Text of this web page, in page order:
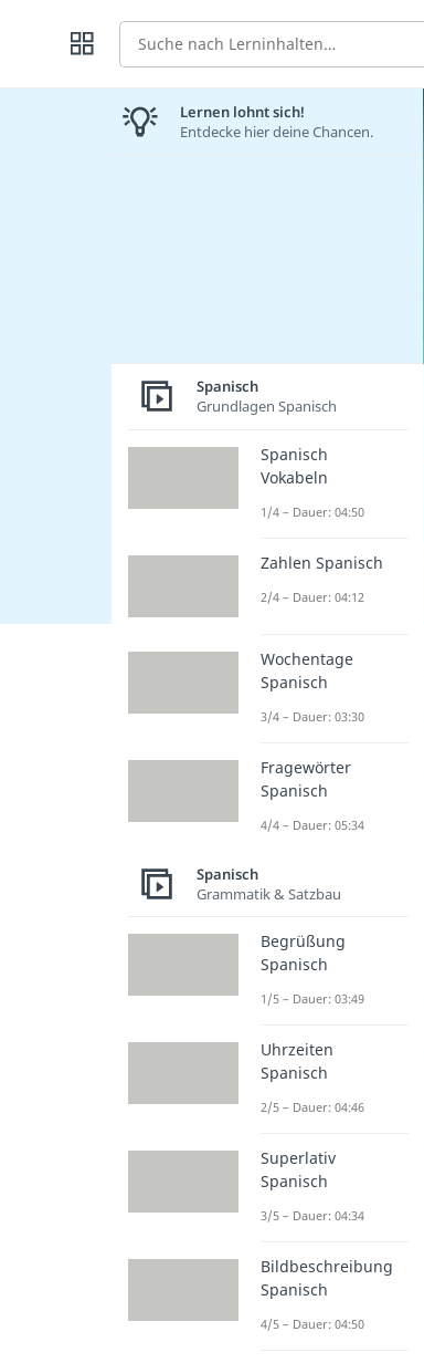
Suche
Lernen lohnt sich!
Entdecke hier deine Chancen.
Spanisch
Grundlagen Spanisch
Spanisch
Vokabeln
1/4 – Dauer: 04:50
Zahlen Spanisch
2/4 – Dauer: 04:12
Wochentage
Spanisch
3/4 – Dauer: 03:30
Fragewörter
Spanisch
4/4 – Dauer: 05:34
Spanisch
Grammatik & Satzbau
Begrüßung
Spanisch
1/5 – Dauer: 03:49
Uhrzeiten
Spanisch
2/5 – Dauer: 04:46
Superlativ
Spanisch
3/5 – Dauer: 04:34
Bildbeschreibung
Spanisch
4/5 – Dauer: 04:50